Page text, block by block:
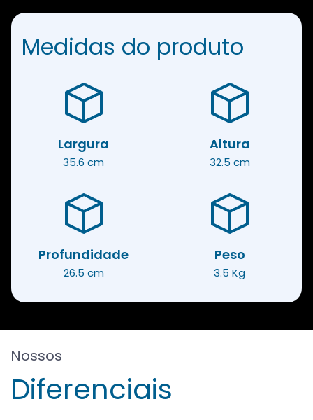
Medidas do produto
Largura
35.6 cm
Altura
32.5 cm
Profundidade
26.5 cm
Peso
3.5 Kg
Nossos
Diferenciais